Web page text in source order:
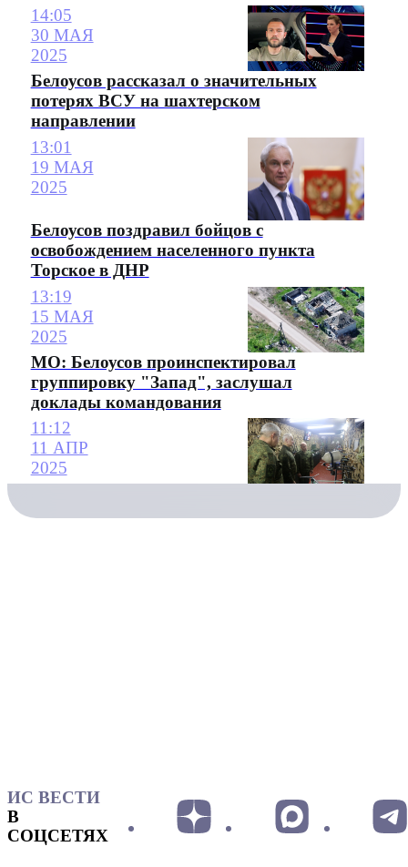
14:05
30 МАЯ
2025
Белоусов рассказал о значительных
потерях ВСУ на шахтерском
направлении
13:01
19 МАЯ
2025
Белоусов поздравил бойцов с
освобождением населенного пункта
Торское в ДНР
13:19
15 МАЯ
2025
МО: Белоусов проинспектировал
группировку "Запад", заслушал
доклады командования
11:12
11 АПР
2025
ИС ВЕСТИ
В
СОЦСЕТЯХ